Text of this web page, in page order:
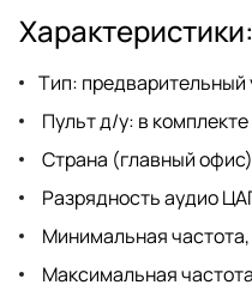
Характеристики:
Тип: предварительный
Пульт д/у: в комплекте
Страна (главный
Разрядность аудио
Минимальная
Максимальная